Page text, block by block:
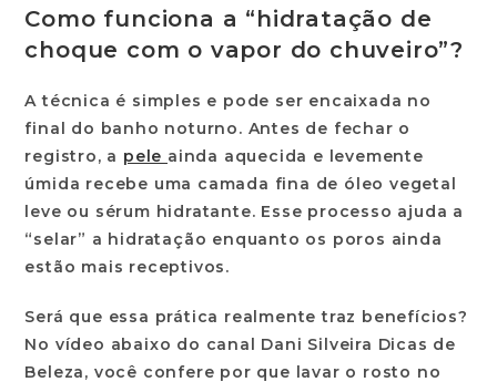
Como funciona a “hidratação de
choque com o vapor do chuveiro”?
A técnica é simples e pode ser encaixada no
final do banho noturno. Antes de fechar o
registro, a pele ainda aquecida e levemente
úmida recebe uma camada fina de óleo vegetal
leve ou sérum hidratante. Esse processo ajuda a
“selar” a hidratação enquanto os poros ainda
estão mais receptivos.
Será que essa prática realmente traz benefícios?
No vídeo abaixo do canal Dani Silveira Dicas de
Beleza, você confere por que lavar o rosto no